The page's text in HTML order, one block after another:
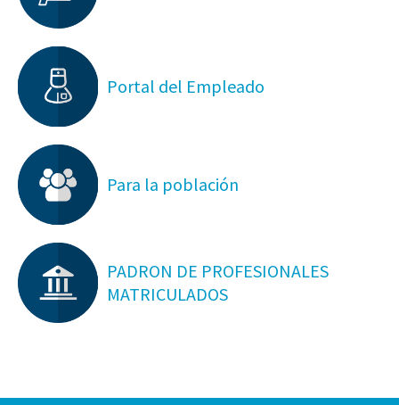
Portal del Empleado
Para la población
PADRON DE PROFESIONALES
MATRICULADOS